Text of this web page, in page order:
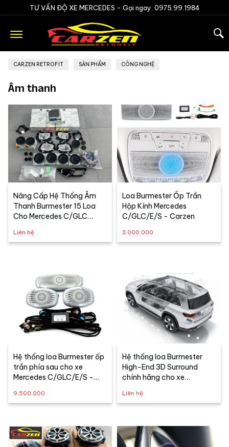
TƯ VẤN ĐỘ XE MERCEDES - Gọi ngay: 0975.99.1984
CARZEN RETROFIT SẢN PHẨM CÔNG NGHỆ
Âm thanh
Nâng Cấp Hệ Thống Âm
Thanh Burmester 15 Loa
Cho Mercedes C/GLC
Liên hệ
Loa Burmester Ốp Trần
Hộp Kính Mercedes
C/GLC/E/S - Carzen
3,000,000
Hệ thống loa Burmester ốp
trần phía sau cho xe
Mercedes C/GLC/E/S -
9,500,000
Hệ thống loa Burmester
High-End 3D Surround
chính hãng cho xe
W167
Liên hệ